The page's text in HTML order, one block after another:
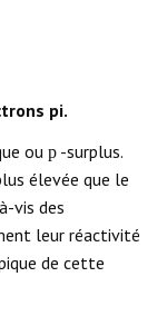
pi.
ou p -surplus.
élevée que le
vis des
leur réactivité
de cette